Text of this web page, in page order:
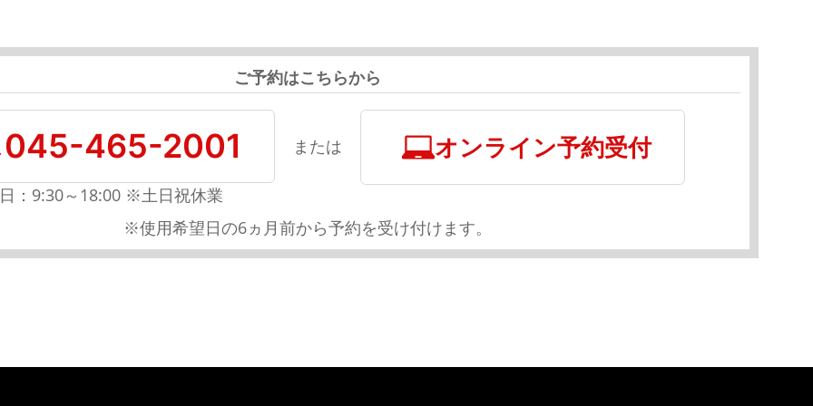
ご予約はこちらから
045-465-2001
：9:30～18:00 ※土日祝休業
または オンライン予約受付
※使用希望日の6ヵ月前から予約を受け付けます。